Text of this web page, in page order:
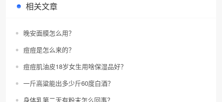
相关文章
晚安面膜怎么用？
痘痘是怎么来的？
痘痘肌油皮18岁女生用啥保湿品好？
一斤高粱能出多少斤60度白酒？
身体乳第二天有粉末怎么回事？